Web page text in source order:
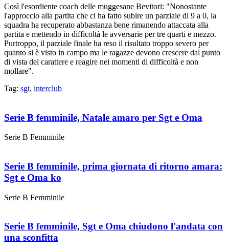
Così l'esordiente coach delle muggesane Bevitori: "Nonostante
l'approccio alla partita che ci ha fatto subire un parziale di 9 a 0, la
squadra ha recuperato abbastanza bene rimanendo attaccata alla
partita e mettendo in difficoltà le avversarie per tre quarti e mezzo.
Purtroppo, il parziale finale ha reso il risultato troppo severo per
quanto si è visto in campo ma le ragazze devono crescere dal punto
di vista del carattere e reagire nei momenti di difficoltà e non
mollare".
Tag: sgt, interclub
Serie B femminile, Natale amaro per Sgt e Oma
Serie B Femminile
Serie B femminile, prima giornata di ritorno amara:
Sgt e Oma ko
Serie B Femminile
Serie B femminile, Sgt e Oma chiudono l'andata con
una sconfitta